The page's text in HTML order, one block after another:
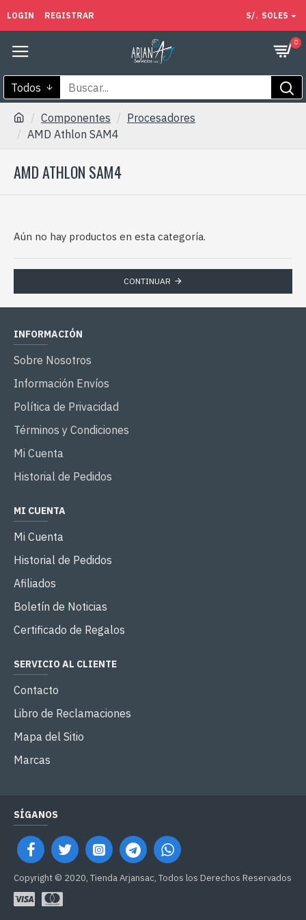
LOGIN REGISTRAR S/. SOLES
0
Todos
Componentes
Procesadores
AMD Athlon SAM4
AMD ATHLON SAM4
Aún no hay productos en esta categoría.
CONTINUAR
INFORMACIÓN
Sobre Nosotros
Información Envíos
Política de Privacidad
Términos y Condiciones
Mi Cuenta
Historial de Pedidos
MI CUENTA
Mi Cuenta
Historial de Pedidos
Afiliados
Boletín de Noticias
Certificado de Regalos
SERVICIO AL CLIENTE
Contacto
Libro de Reclamaciones
Mapa del Sitio
Marcas
SÍGANOS
Copyright © 2020, Tienda Arjansac, Todos los Derechos Reservados